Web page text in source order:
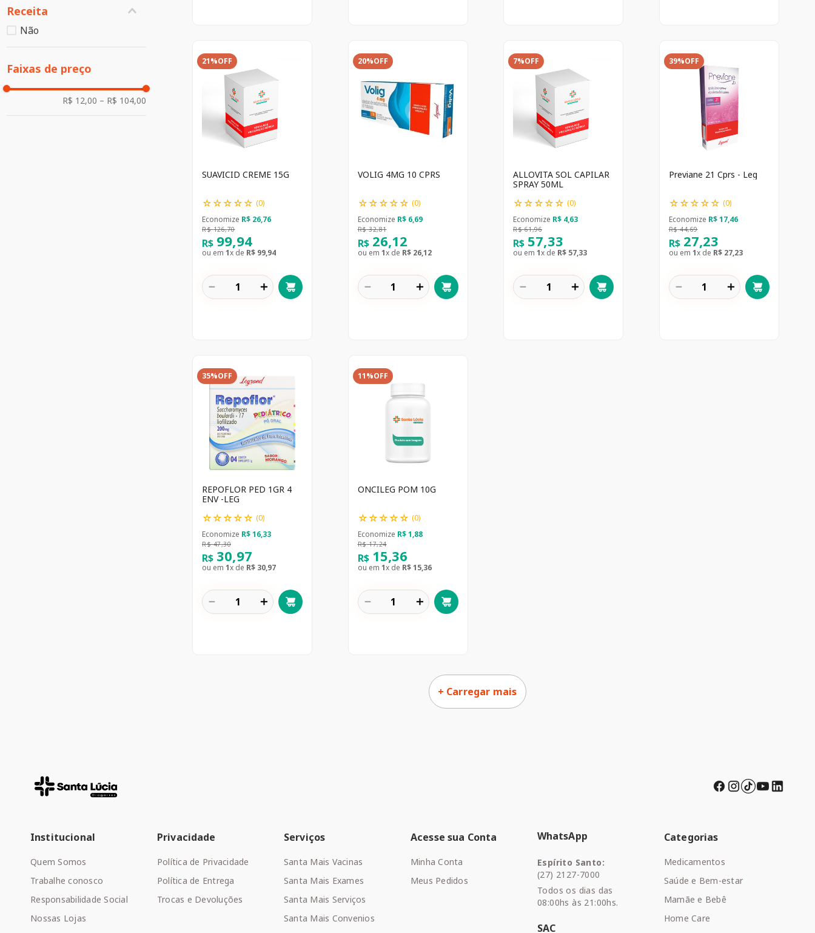
Anti-infecciosos
Sistema Cardiovascular
Hematológicos
Cuidado Ocular
Receita
Não
Faixas de preço
R$ 12,00 – R$ 104,00
21%OFF
SUAVICID CREME 15G
☆☆☆☆☆ (0)
Economize R$ 26,76
R$ 126,70
R$ 99,94
ou em 1x de R$ 99,94
＋
－
20%OFF
VOLIG 4MG 10 CPRS
☆☆☆☆☆ (0)
Economize R$ 6,69
R$ 32,81
R$ 26,12
ou em 1x de R$ 26,12
＋
－
7%OFF
ALLOVITA SOL CAPILAR
SPRAY 50ML
☆☆☆☆☆ (0)
Economize R$ 4,63
R$ 61,96
R$ 57,33
ou em 1x de R$ 57,33
＋
－
39%OFF
Previane 21 Cprs - Leg
☆☆☆☆☆ (0)
Economize R$ 17,46
R$ 44,69
R$ 27,23
ou em 1x de R$ 27,23
＋
－
35%OFF
REPOFLOR PED 1GR 4
ENV -LEG
☆☆☆☆☆ (0)
Economize R$16,33
R$ 47,30
R$ 30,97
ou em 1x de R$ 30,97
＋
－
11%OFF
ONCILEG POM 10G
☆☆☆☆☆ (0)
Economize R$ 1,88
R$ 17,24
R$ 15,36
ou em 1x de R$ 15,36
＋
－
Institucional
Quem Somos
Trabalhe conosco
Responsabilidade Social
Nossas Lojas
Privacidade
Política de Privacidade
Política de Entrega
Trocas e Devoluções
Serviços
Santa Mais Vacinas
Santa Mais Exames
Santa Mais Serviços
Santa Mais Convenios
Acesse sua Conta
Minha Conta
Meus Pedidos
WhatsApp
Espírito Santo:
(27) 2127-7000
Todos os dias das
08:00hs às 21:00hs.
SAC
Categorias
Medicamentos
Saúde e Bem-estar
Mamãe e Bebê
Home Care